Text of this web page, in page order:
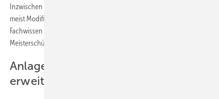
Inzwischen seien es mehr als 1000 gecheckte Anlagen, für die er
meist Modifizierungen vorschlagen konnte. Dabei gibt er sein
Fachwissen unter anderem innerhalb der SHK-Organisation an
Meisterschüler weiter.
Anlagenmechaniker-Know-how
erweitern